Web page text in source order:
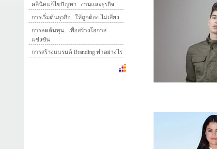
คลีนิคแก้ไขปัญหา.. งานและธุรกิจ
การเริ่มต้นธุรกิจ.. ให้ถูกต้อง-ไม่เสี่ยง
การลดต้นทุน.. เพื่อสร้างโอกาส
แข่งขัน
การสร้างแบรนด์ Branding ทำอย่างไร